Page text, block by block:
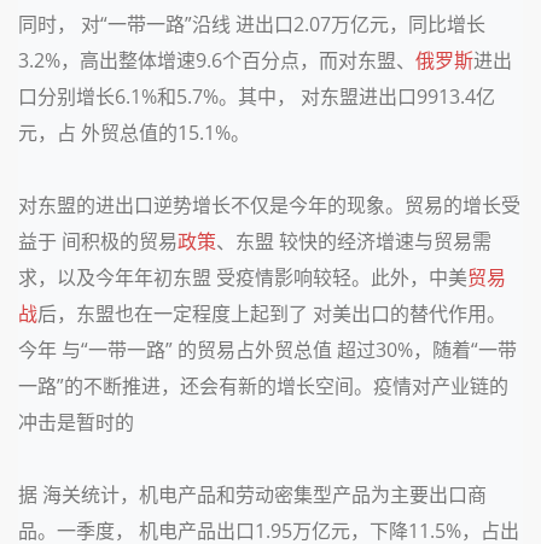
同时， 对“一带一路”沿线 进出口2.07万亿元，同比增长
3.2%，高出整体增速9.6个百分点，而对东盟、 俄罗斯进出
口分别增长6.1%和5.7%。其中， 对东盟进出口9913.4亿
元，占 外贸总值的15.1%。
对东盟的进出口逆势增长不仅是今年的现象。贸易的增长受
益于 间积极的贸易政策、东盟 较快的经济增速与贸易需
求，以及今年年初东盟 受疫情影响较轻。此外，中美贸易
战后，东盟也在一定程度上起到了 对美出口的替代作用。
今年 与“一带一路” 的贸易占外贸总值 超过30%，随着“一带
一路”的不断推进，还会有新的增长空间。疫情对产业链的
冲击是暂时的
据 海关统计，机电产品和劳动密集型产品为主要出口商
品。一季度， 机电产品出口1.95万亿元，下降11.5%，占出